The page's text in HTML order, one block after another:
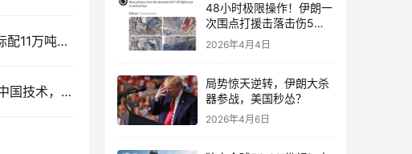
海空通杀！沈飞六代机疑似为上舰研制，标配11万吨级核动力航母
中俄1.7万亿大单被取消，俄罗斯拒绝接受中国技术，婉拒合作，中国做了什么？
48小时极限操作！伊朗一
次围点打援击落击伤5架
美军机
2026年4月4日
局势惊天逆转，伊朗大杀
器参战，美国秒怂？
2026年4月6日